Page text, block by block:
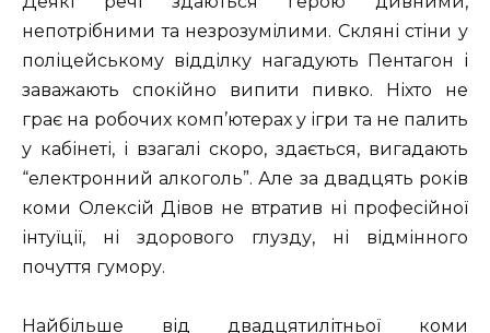
непотрібними та незрозумілими. Скляні стіни у
поліцейському відділку нагадують Пентагон і
заважають спокійно випити пивко. Ніхто не
грає на робочих комп’ютерах у ігри та не палить
у кабінеті, і взагалі скоро, здається, вигадають
“електронний алкоголь”. Але за двадцять років
коми Олексій Дівов не втратив ні професійної
інтуїції, ні здорового глузду, ні відмінного
почуття гумору.
Найбільше від двадцятилітньої коми